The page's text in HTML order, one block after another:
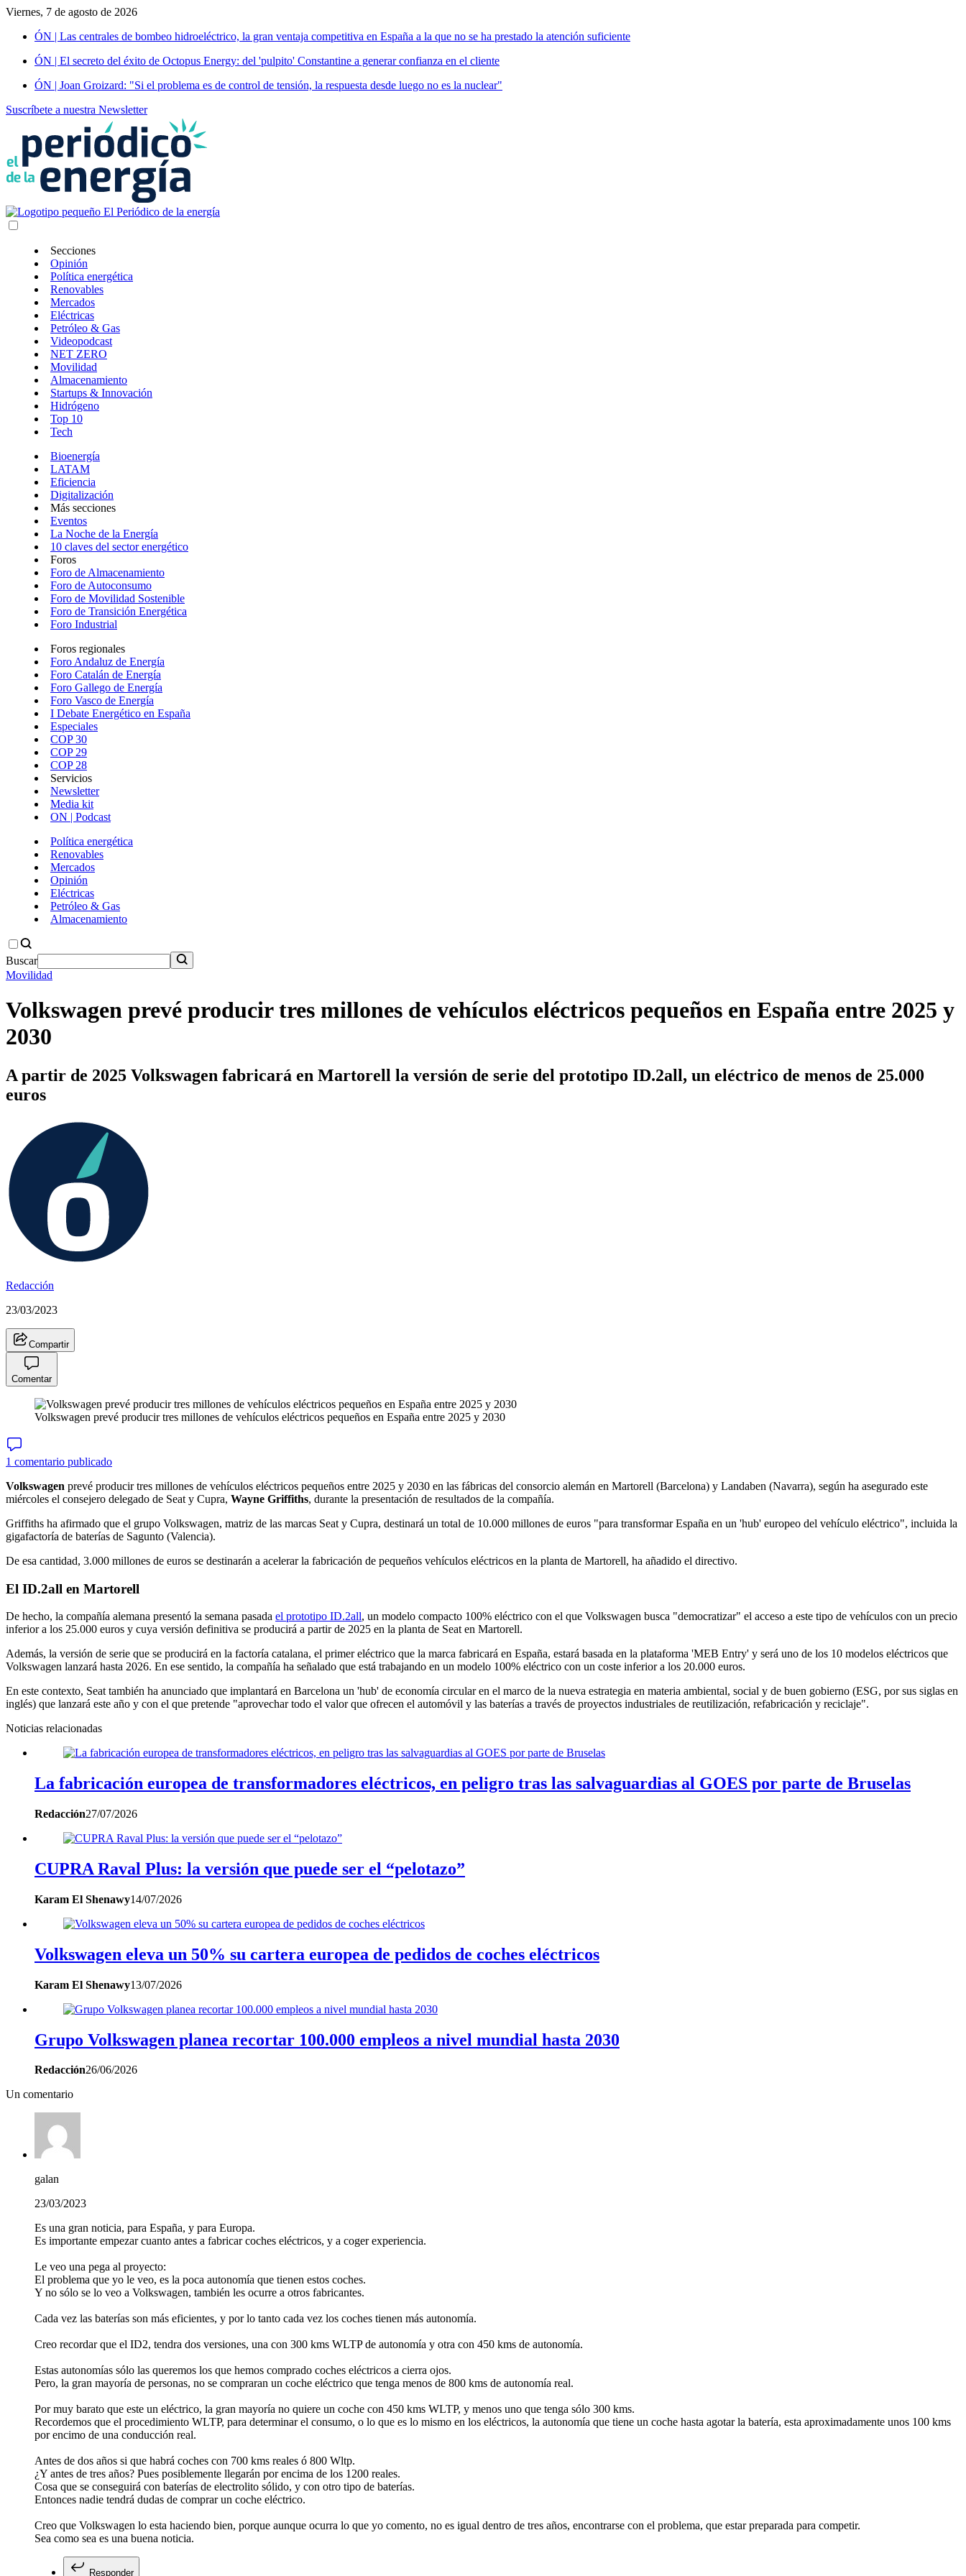
Viernes, 7 de agosto de 2026
ÓN | Las centrales de bombeo hidroeléctrico, la gran ventaja competitiva en España a la que no se ha prestado la atención suficiente
ÓN | El secreto del éxito de Octopus Energy: del 'pulpito' Constantine a generar confianza en el cliente
ÓN | Joan Groizard: "Si el problema es de control de tensión, la respuesta desde luego no es la nuclear"
Suscríbete a nuestra Newsletter
Secciones
Opinión
Política energética
Renovables
Mercados
Eléctricas
Petróleo & Gas
Videopodcast
NET ZERO
Movilidad
Almacenamiento
Startups & Innovación
Hidrógeno
Top 10
Tech
Bioenergía
LATAM
Eficiencia
Digitalización
Más secciones
Eventos
La Noche de la Energía
10 claves del sector energético
Foros
Foro de Almacenamiento
Foro de Autoconsumo
Foro de Movilidad Sostenible
Foro de Transición Energética
Foro Industrial
Foros regionales
Foro Andaluz de Energía
Foro Catalán de Energía
Foro Gallego de Energía
Foro Vasco de Energía
I Debate Energético en España
Especiales
COP 30
COP 29
COP 28
Servicios
Newsletter
Media kit
ON | Podcast
Política energética
Renovables
Mercados
Opinión
Eléctricas
Petróleo & Gas
Almacenamiento
Buscar
Movilidad
Volkswagen prevé producir tres millones de vehículos eléctricos pequeños en España entre 2025 y
2030
A partir de 2025 Volkswagen fabricará en Martorell la versión de serie del prototipo ID.2all, un eléctrico de menos de 25.000
euros
Redacción
23/03/2023
Compartir
Comentar
Volkswagen prevé producir tres millones de vehículos eléctricos pequeños en España entre 2025 y 2030
1 comentario publicado
Volkswagen prevé producir tres millones de vehículos eléctricos pequeños entre 2025 y 2030 en las fábricas del consorcio alemán en Martorell (Barcelona) y Landaben (Navarra), según ha asegurado este
miércoles el consejero delegado de Seat y Cupra, Wayne Griffiths, durante la presentación de resultados de la compañía.
Griffiths ha afirmado que el grupo Volkswagen, matriz de las marcas Seat y Cupra, destinará un total de 10.000 millones de euros "para transformar España en un 'hub' europeo del vehículo eléctrico", incluida la
gigafactoría de baterías de Sagunto (Valencia).
De esa cantidad, 3.000 millones de euros se destinarán a acelerar la fabricación de pequeños vehículos eléctricos en la planta de Martorell, ha añadido el directivo.
El ID.2all en Martorell
De hecho, la compañía alemana presentó la semana pasada el prototipo ID.2all, un modelo compacto 100% eléctrico con el que Volkswagen busca "democratizar" el acceso a este tipo de vehículos con un precio
inferior a los 25.000 euros y cuya versión definitiva se producirá a partir de 2025 en la planta de Seat en Martorell.
Además, la versión de serie que se producirá en la factoría catalana, el primer eléctrico que la marca fabricará en España, estará basada en la plataforma 'MEB Entry' y será uno de los 10 modelos eléctricos que
Volkswagen lanzará hasta 2026. En ese sentido, la compañía ha señalado que está trabajando en un modelo 100% eléctrico con un coste inferior a los 20.000 euros.
En este contexto, Seat también ha anunciado que implantará en Barcelona un 'hub' de economía circular en el marco de la nueva estrategia en materia ambiental, social y de buen gobierno (ESG, por sus siglas en
inglés) que lanzará este año y con el que pretende "aprovechar todo el valor que ofrecen el automóvil y las baterías a través de proyectos industriales de reutilización, refabricación y reciclaje".
Noticias relacionadas
La fabricación europea de transformadores eléctricos, en peligro tras las salvaguardias al GOES por parte de Bruselas
Redacción27/07/2026
CUPRA Raval Plus: la versión que puede ser el “pelotazo”
Karam El Shenawy14/07/2026
Volkswagen eleva un 50% su cartera europea de pedidos de coches eléctricos
Karam El Shenawy13/07/2026
Grupo Volkswagen planea recortar 100.000 empleos a nivel mundial hasta 2030
Redacción26/06/2026
Un comentario
galan
23/03/2023
Es una gran noticia, para España, y para Europa.
Es importante empezar cuanto antes a fabricar coches eléctricos, y a coger experiencia.
Le veo una pega al proyecto:
El problema que yo le veo, es la poca autonomía que tienen estos coches.
Y no sólo se lo veo a Volkswagen, también les ocurre a otros fabricantes.
Cada vez las baterías son más eficientes, y por lo tanto cada vez los coches tienen más autonomía.
Creo recordar que el ID2, tendra dos versiones, una con 300 kms WLTP de autonomía y otra con 450 kms de autonomía.
Estas autonomías sólo las queremos los que hemos comprado coches eléctricos a cierra ojos.
Pero, la gran mayoría de personas, no se compraran un coche eléctrico que tenga menos de 800 kms de autonomía real.
Por muy barato que este un eléctrico, la gran mayoría no quiere un coche con 450 kms WLTP, y menos uno que tenga sólo 300 kms.
Recordemos que el procedimiento WLTP, para determinar el consumo, o lo que es lo mismo en los eléctricos, la autonomía que tiene un coche hasta agotar la batería, esta aproximadamente unos 100 kms
por encimo de una conducción real.
Antes de dos años si que habrá coches con 700 kms reales ó 800 Wltp.
¿Y antes de tres años? Pues posiblemente llegarán por encima de los 1200 reales.
Cosa que se conseguirá con baterías de electrolito sólido, y con otro tipo de baterías.
Entonces nadie tendrá dudas de comprar un coche eléctrico.
Creo que Volkswagen lo esta haciendo bien, porque aunque ocurra lo que yo comento, no es igual dentro de tres años, encontrarse con el problema, que estar preparada para competir.
Sea como sea es una buena noticia.
Responder